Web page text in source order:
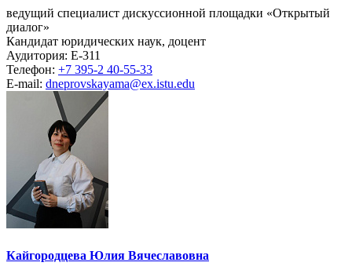
ведущий специалист дискуссионной площадки «Открытый
диалог»
Кандидат юридических наук, доцент
Аудитория: Е-311
Телефон: +7 395-2 40-55-33
E-mail: dneprovskayama@ex.istu.edu
Кайгородцева Юлия Вячеславовна